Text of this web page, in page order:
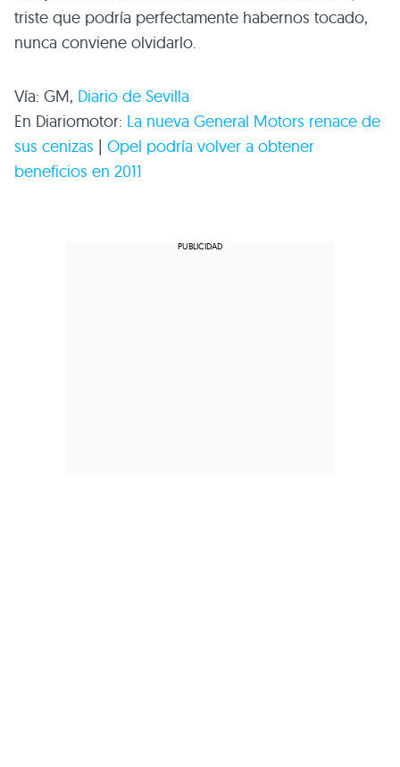
triste que podría perfectamente habernos tocado,
nunca conviene olvidarlo.
Vía: GM, Diario de Sevilla
En Diariomotor: La nueva General Motors renace de
sus cenizas | Opel podría volver a obtener
beneficios en 2011